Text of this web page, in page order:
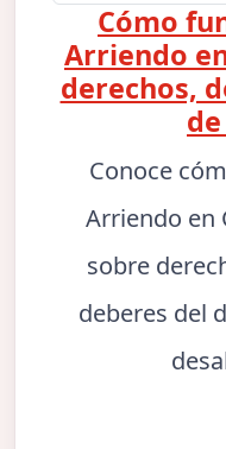
Cómo
Arriendo
derechos,
Conoce
Arriendo en
sobre
deberes del